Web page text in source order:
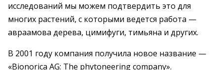
исследований мы можем подтвердить это для
многих растений, с которыми ведется работа —
авраамова дерева, цимифуги, тимьяна и других.
В 2001 году компания получила новое название —
«Bionorica AG: The phytoneering company».